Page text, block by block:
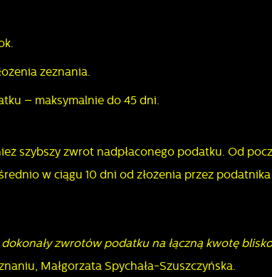
zeznania.
– maksymalnie do 45 dni.
szybszy zwrot nadpłaconego podatku. Od
w ciągu 10 dni od złożenia przez
zwrotów podatku na łączną kwotę blisko
Małgorzata Spychała-Szuszczyńska.